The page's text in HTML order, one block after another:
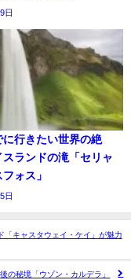
日
に行きたい世界の絶
スランドの滝「セリャ
ォス」
日
キャスタウェイ・ケイ」が魅力
の秘境「ウゾン・カルデラ」